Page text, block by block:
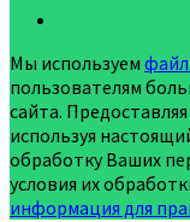
Мы используем
пользователям
сайта.
используя
обработку Ваших
условия их
информация для